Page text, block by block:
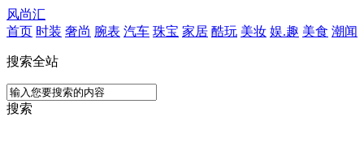
风尚汇
首页 时装 奢尚 腕表 汽车 珠宝 家居 酷玩 美妆 娱.趣 美食 潮闻
搜索全站
搜索